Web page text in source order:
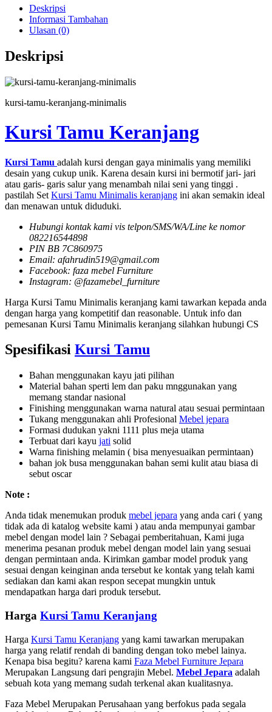
Deskripsi
Informasi Tambahan
Ulasan (0)
Deskripsi
kursi-tamu-keranjang-minimalis
Kursi Tamu Keranjang
Kursi Tamu adalah kursi dengan gaya minimalis yang memiliki
desain yang cukup unik. Karena desain kursi ini bermotif jari- jari
atau garis- garis salur yang menambah nilai seni yang tinggi .
pastilah Set Kursi Tamu Minimalis keranjang ini akan semakin ideal
dan menawan untuk diduduki.
Hubungi kontak kami vis telpon/SMS/WA/Line ke nomor
082216544898
PIN BB 7C860975
Email: afahrudin519@gmail.com
Facebook: faza mebel Furniture
Instagram: @fazamebel_furniture
Harga Kursi Tamu Minimalis keranjang kami tawarkan kepada anda
dengan harga yang kompetitif dan reasonable. Untuk info dan
pemesanan Kursi Tamu Minimalis keranjang silahkan hubungi CS
Spesifikasi Kursi Tamu
Bahan menggunakan kayu jati pilihan
Material bahan sperti lem dan paku mnggunakan yang
memang standar nasional
Finishing menggunakan warna natural atau sesuai permintaan
Tukang menggunakan ahli Profesional Mebel jepara
Formasi dudukan yakni 1111 plus meja utama
Terbuat dari kayu jati solid
Warna finishing melamin ( bisa menyesuaikan permintaan)
bahan jok busa menggunakan bahan semi kulit atau biasa di
sebut oscar
Note :
Anda tidak menemukan produk mebel jepara yang anda cari ( yang
tidak ada di katalog website kami ) atau anda mempunyai gambar
mebel dengan model lain ? Sebagai pemberitahuan, Kami juga
menerima pesanan produk mebel dengan model lain yang sesuai
dengan permintaan anda. Kirimkan gambar model produk yang
sesuai dengan keinginan anda tersebut ke kontak yang telah kami
sediakan dan kami akan respon secepat mungkin untuk
mendapatkan harga dari produk tersebut.
Harga Kursi Tamu Keranjang
Harga Kursi Tamu Keranjang yang kami tawarkan merupakan
harga yang relatif rendah di banding dengan toko mebel lainya.
Kenapa bisa begitu? karena kami Faza Mebel Furniture Jepara
Merupakan Langsung dari pengrajin Mebel. Mebel Jepara adalah
sebuah kota yang memang sudah terkenal akan kualitasnya.
Faza Mebel Merupakan Perusahaan yang berfokus pada segala